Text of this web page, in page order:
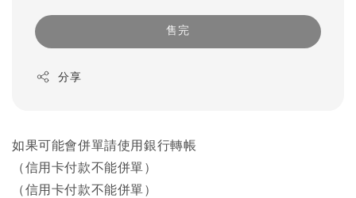
售完
分享
如果可能會併單請使用銀行轉帳
（信用卡付款不能併單）
（信用卡付款不能併單）